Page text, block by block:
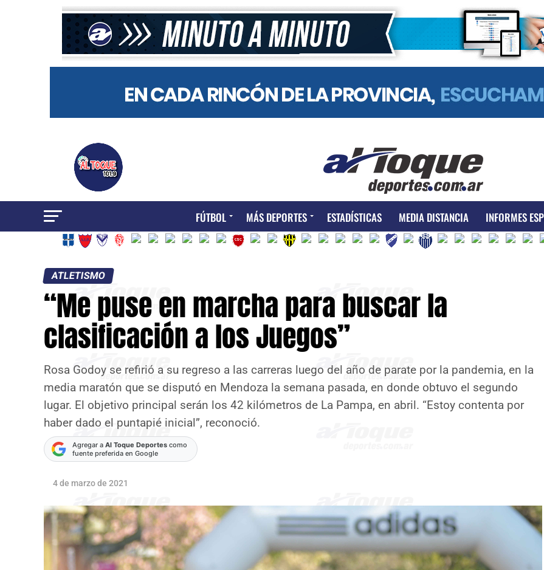
FÚTBOL MÁS DEPORTES ESTADÍSTICAS MEDIA DISTANCIA INFORMES
ATLETISMO
“Me puse en marcha para buscar la
clasificación a los Juegos”
Rosa Godoy se refirió a su regreso a las carreras luego del año de parate por la pandemia, en la
media maratón que se disputó en Mendoza la semana pasada, en donde obtuvo el segundo
lugar. El objetivo principal serán los 42 kilómetros de La Pampa, en abril. “Estoy contenta por
haber dado el puntapié inicial”, reconoció.
Agregar a Al Toque Deportes como
fuente preferida en Google
4 de marzo de 2021